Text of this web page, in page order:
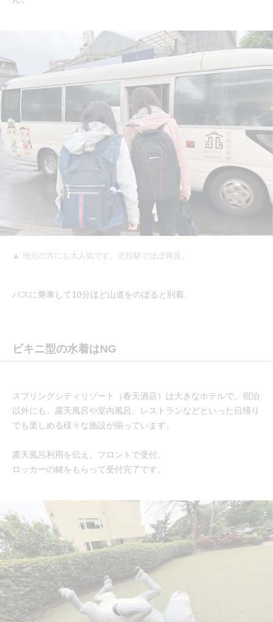
▲ 地元の方にも大人気です。北投駅でほぼ満員。
バスに乗車して10分ほど山道をのぼると到着。
ビキニ型の水着はNG
スプリングシティリゾート（春天酒店）は大きなホテルで、宿泊
以外にも、露天風呂や室内風呂、レストランなどといった日帰り
でも楽しめる様々な施設が揃っています。
露天風呂利用を伝え、フロントで受付。
ロッカーの鍵をもらって受付完了です。